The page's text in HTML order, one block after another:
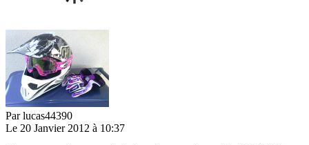
Parlucas44390
Le 20 Janvier 2012 à 10:37